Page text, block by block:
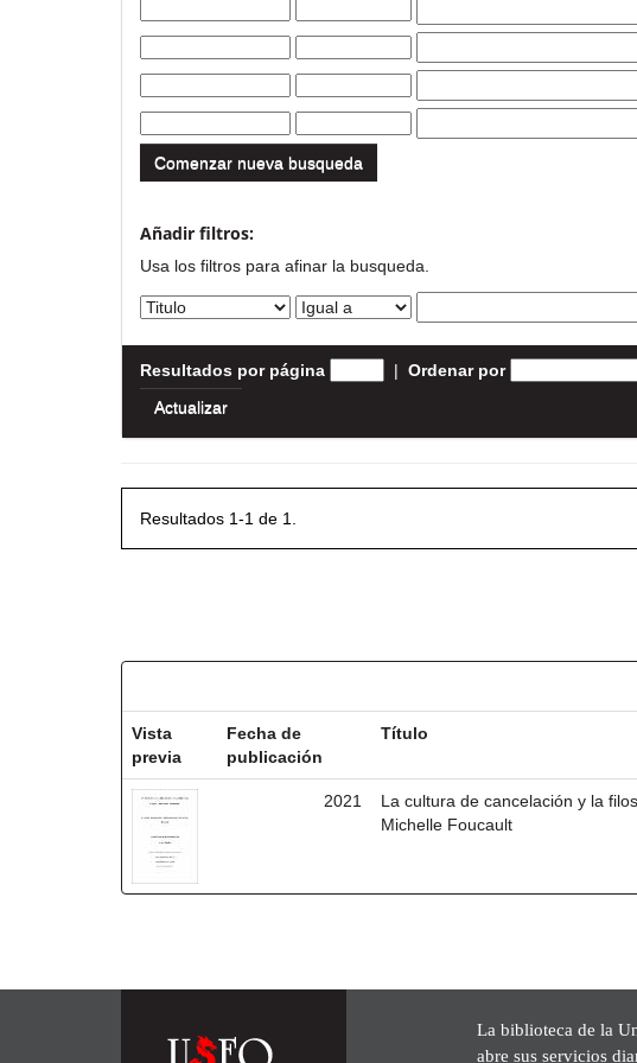
Comenzar nueva busqueda
Añadir filtros:
Usa los filtros para afinar la busqueda.
Resultados por página | Ordenar por
Resultados 1-1 de 1.
Vista
previa
Fecha de
publicación
Título
2021
La cultura de cancelación y la
Michelle Foucault
La biblioteca de la
abre sus servicios